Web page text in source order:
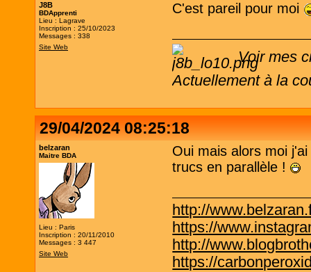
J8B
BDApprenti
Lieu : Lagrave
Inscription : 25/10/2023
Messages : 338
Site Web
C'est pareil pour moi
Voir mes
Actuellement à la
29/04/2024 08:25:18
belzaran
Maitre BDA
Lieu : Paris
Inscription : 20/11/2010
Messages : 3 447
Site Web
Oui mais alors moi
trucs en parallèle !
http://
https://
http://
https://